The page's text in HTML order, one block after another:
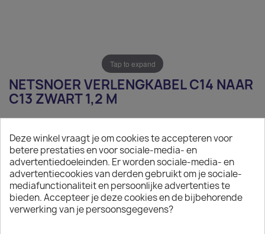
Tap to expand
NETSNOER VERLENGKABEL C14 NAAR
C13 ZWART 1,2 M
Exclusief belasting
Netsnoer verlengkabel C14 naar C13 zwart 1,2 m
Aantal
 IN WINKELWAGEN
Deze winkel vraagt je om cookies te accepteren voor
betere prestaties en voor sociale-media- en
advertentiedoeleinden. Er worden sociale-media- en
advertentiecookies van derden gebruikt om je sociale-
mediafunctionaliteit en persoonlijke advertenties te
bieden. Accepteer je deze cookies en de bijbehorende
verwerking van je persoonsgegevens?